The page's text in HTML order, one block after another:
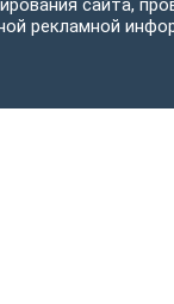
сайта,
рекламной